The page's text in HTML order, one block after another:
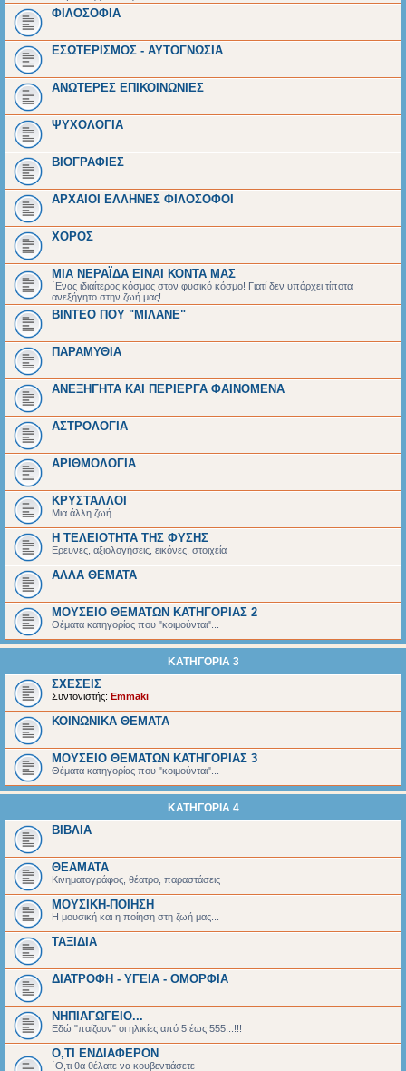
ΦΙΛΟΣΟΦΙΑ
ΕΣΩΤΕΡΙΣΜΟΣ - ΑΥΤΟΓΝΩΣΙΑ
ΑΝΩΤΕΡΕΣ ΕΠΙΚΟΙΝΩΝΙΕΣ
ΨΥΧΟΛΟΓΙΑ
BIOΓΡΑΦΙΕΣ
ΑΡΧΑΙΟΙ EΛΛΗΝΕΣ ΦΙΛΟΣΟΦΟΙ
ΧΟΡΟΣ
ΜΙΑ ΝΕΡΑΪΔΑ ΕΙΝΑΙ ΚΟΝΤΑ ΜΑΣ
΄Ενας ιδιαίτερος κόσμος στον φυσικό κόσμο! Γιατί δεν υπάρχει τίποτα
ανεξήγητο στην ζωή μας!
ΒΙΝΤΕΟ ΠΟΥ "ΜΙΛΑΝΕ"
ΠΑΡΑΜΥΘΙΑ
ΑΝΕΞΗΓΗΤΑ ΚΑΙ ΠΕΡΙΕΡΓΑ ΦΑΙΝΟΜΕΝΑ
ΑΣΤΡΟΛΟΓΙΑ
ΑΡΙΘΜΟΛΟΓΙΑ
ΚΡΥΣΤΑΛΛΟΙ
Μια άλλη ζωή...
Η ΤΕΛΕΙΟΤΗΤΑ ΤΗΣ ΦΥΣΗΣ
Ερευνες, αξιολογήσεις, εικόνες, στοιχεία
ΑΛΛΑ ΘΕΜΑΤΑ
ΜΟΥΣΕΙΟ ΘΕΜΑΤΩΝ ΚΑΤΗΓΟΡΙΑΣ 2
Θέματα κατηγορίας που "κοιμούνται"...
ΚΑΤΗΓΟΡΙΑ 3
ΣΧΕΣΕΙΣ
Συντονιστής: Emmaki
ΚΟΙΝΩΝΙΚΑ ΘΕΜΑΤΑ
ΜΟΥΣΕΙΟ ΘΕΜΑΤΩΝ ΚΑΤΗΓΟΡΙΑΣ 3
Θέματα κατηγορίας που "κοιμούνται"...
ΚΑΤΗΓΟΡΙΑ 4
ΒΙΒΛΙΑ
ΘΕΑΜΑΤΑ
Κινηματογράφος, θέατρο, παραστάσεις
ΜΟΥΣΙΚΗ-ΠΟΙΗΣΗ
Η μουσική και η ποίηση στη ζωή μας...
ΤΑΞΙΔΙΑ
ΔΙΑΤΡΟΦΗ - ΥΓΕΙΑ - ΟΜΟΡΦΙΑ
ΝΗΠΙΑΓΩΓΕΙΟ...
Εδώ "παίζουν" οι ηλικίες από 5 έως 555...!!!
Ο,ΤΙ ΕΝΔΙΑΦΕΡΟΝ
΄Ο,τι θα θέλατε να κουβεντιάσετε